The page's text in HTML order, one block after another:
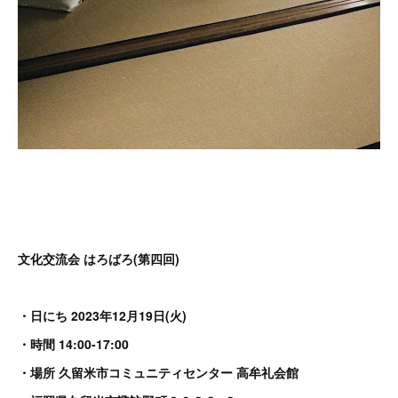
文化交流会 はろばろ(第四回)
・日にち 2023年12月19日(火)
・時間 14:00-17:00
・場所 久留米市コミュニティセンター 高牟礼会館